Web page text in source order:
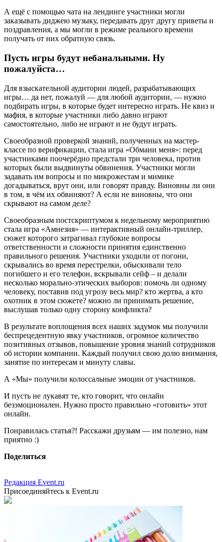
А ещё с помощью чата на лендинге участники могли
заказывать диджею музыку, передавать друг другу приветы и
поздравления, а мы могли в режиме реального времени
получать от них обратную связь.
Пусть игры будут небанальными. Ну
пожалуйста…
Для взыскательной аудитории людей, разрабатывающих
игры… да нет, пожалуй — для любой аудитории, — нужно
подбирать игры, в которые будет интересно играть. Не квиз и
мафия, в которые участники либо давно играют
самостоятельно, либо не играют и не будут играть.
Своеобразной проверкой знаний, полученных на мастер-
классе по верификации, стала игра «Обмани меня»: перед
участниками поочерёдно предстали три человека, против
которых были выдвинуты обвинения. Участники могли
задавать им вопросы и по микрожестам и мимике
догадываться, врут они, или говорят правду. Виновны ли они
в том, в чём их обвиняют? А если не виновны, что они
скрывают на самом деле?
Своеобразным постскриптумом к недельному мероприятию
стала игра «Амнезия» — интерактивный онлайн-триллер,
сюжет которого затрагивал глубокие вопросы
ответственности и сложности принятия единственно
правильного решения. Участники уходили от погони,
скрывались во время перестрелки, обыскивали тело
погибшего и его телефон, вскрывали сейф – и делали
несколько морально-этических выборов: помочь ли одному
человеку, поставив под угрозу весь мир? кто жертва, а кто
охотник в этом сюжете? можно ли принимать решение,
выслушав только одну сторону конфликта?
В результате воплощения всех наших задумок мы получили
беспрецедентную явку участников, огромное количество
позитивных отзывов, повышение уровня знаний сотрудников
об истории компании. Каждый получил свою долю внимания,
занятие по интересам и минуту славы.
А «Мы» получили колоссальные эмоции от участников.
И пусть не лукавят те, кто говорит, что онлайн
безэмоционален. Нужно просто правильно «готовить» этот
онлайн.
Понравилась статья?! Расскажи друзьям — им полезно, нам
приятно :)
Поделиться
Редакция Event.ru
Присоединяйтесь к Event.ru